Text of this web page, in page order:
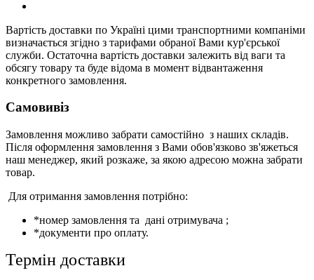
Вартість доставки по Україні цими транспортними компаніми
визначається згідно з тарифами обраної Вами кур'єрської
служби. Остаточна вартість доставки залежить від ваги та
обсягу товару та буде відома в момент відвантаження
конкретного замовлення.
Самовивіз
Замовлення можливо забрати самостійно з наших складів.
Після оформлення замовлення з Вами обов'язково зв'яжеться
наш менеджер, який розкаже, за якою адресою можна забрати
товар.
Для отримання замовлення потрібно:
*номер замовлення та дані отримувача ;
*документи про оплату.
Термін доставки